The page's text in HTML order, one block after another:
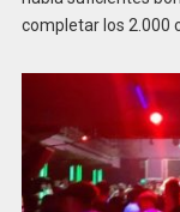
completar los 2.000